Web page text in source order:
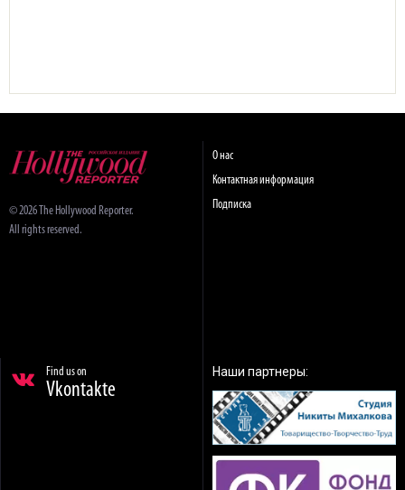
© 2026 The Hollywood Reporter.
All rights reserved.
О нас
Контактная информация
Подписка
Find us on
Vkontakte
Наши партнеры: